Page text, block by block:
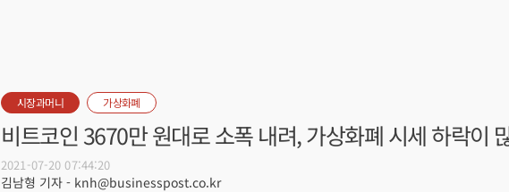
시장과머니 가상화폐
비트코인 3670만 원대로 소폭 내려, 가상화폐 시세 하락이
2021-07-20 07:44:20
김남형 기자 - knh@businesspost.co.kr